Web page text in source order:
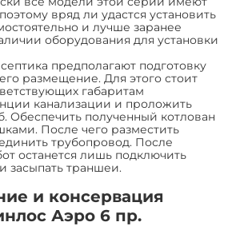
вряд ли удастся установить
и лучше заранее
оборудования для установки
предполагают подготовку
размещение. Для этого стоит
габаритам
канализации и проложить
Обеспечить полученный котлован
После чего разместить
трубопровод. После
останется лишь подключить
засыпать траншеи.
и консервация
Аэро 6 пр.